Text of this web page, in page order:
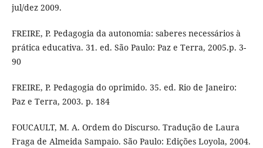
jul/dez 2009.
FREIRE, P. Pedagogia da autonomia: saberes necessários à
prática educativa. 31. ed. São Paulo: Paz e Terra, 2005.p. 3-
90
FREIRE, P. Pedagogia do oprimido. 35. ed. Rio de Janeiro:
Paz e Terra, 2003. p. 184
FOUCAULT, M. A. Ordem do Discurso. Tradução de Laura
Fraga de Almeida Sampaio. São Paulo: Edições Loyola, 2004.